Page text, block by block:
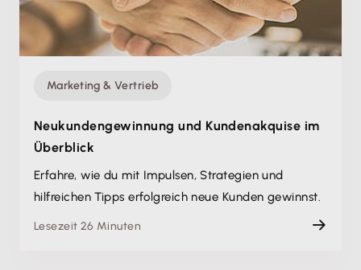
Marketing & Vertrieb
Neukundengewinnung und Kundenakquise im
Überblick
Erfahre, wie du mit Impulsen, Strategien und
hilfreichen Tipps erfolgreich neue Kunden gewinnst.
Lesezeit 26 Minuten